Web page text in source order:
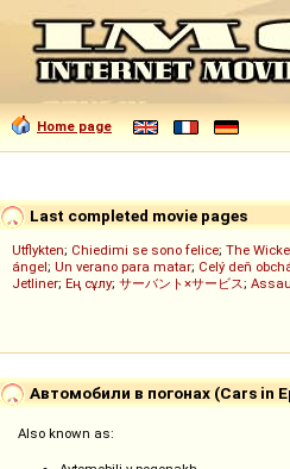
Home page
Last completed movie pages
Utflykten; Chiedimi se sono felice; The
ángel; Un verano para matar; Celý deň
Jetliner; Ең сұлу; サーバント×サービス;
Автомобили в погонах (Cars in
Also known as: